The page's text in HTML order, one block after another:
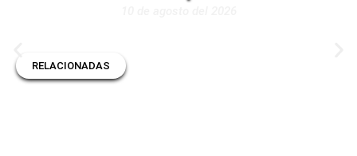
RELACIONADAS